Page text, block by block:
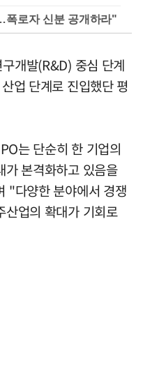
폭로자 신분 공개하라"
개발(R&D) 중심 단계
업 단계로 진입했단 평
는 단순히 한 기업의
가 본격화하고 있음을
"다양한 분야에서 경쟁
산업의 확대가 기회로